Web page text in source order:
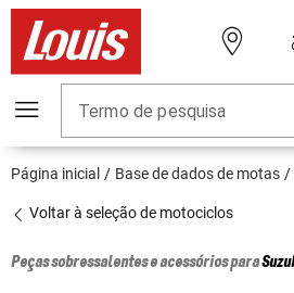
Termo de pesquisa
Página inicial Base de dados de motas
Voltar à seleção de motociclos
Peças sobressalentes e acessórios para